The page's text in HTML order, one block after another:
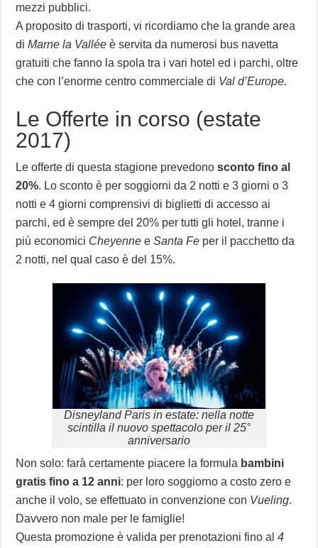
mezzi pubblici.
A proposito di trasporti, vi ricordiamo che la grande area
diMarne la Vallée è servita da numerosi bus navetta
gratuiti che fanno la spola tra i vari hotel ed i parchi, oltre
che con l’enorme centro commerciale di Val d’Europe.
Le Offerte in corso (estate
2017)
Le offerte di questa stagione prevedonosconto fino al
20%. Lo sconto è per soggiorni da 2 notti e 3 giorni o 3
notti e 4 giorni comprensivi di biglietti di accesso ai
parchi, ed è sempre del 20% per tutti gli hotel, tranne i
più economici Cheyenne eSanta Fe per il pacchetto da
2 notti, nel qual caso è del 15%.
Disneyland Paris in estate: nella notte
scintilla il nuovo spettacolo per il 25°
anniversario
Non solo: farà certamente piacere la formula bambini
gratis fino a 12 anni: per loro soggiorno a costo zero e
anche il volo, se effettuato in convenzione con Vueling.
Davvero non male per le famiglie!
Questa promozione è valida per prenotazioni fino al4